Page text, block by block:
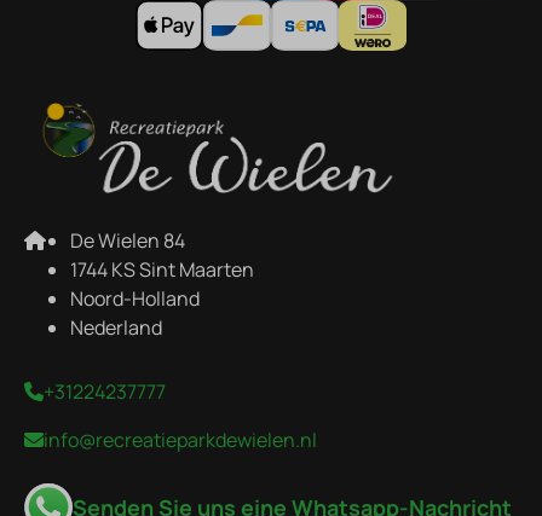
De Wielen 84
1744 KS Sint Maarten
Noord-Holland
Nederland
+31224237777
info@recreatieparkdewielen.nl
Senden Sie uns eine Whatsapp-Nachricht